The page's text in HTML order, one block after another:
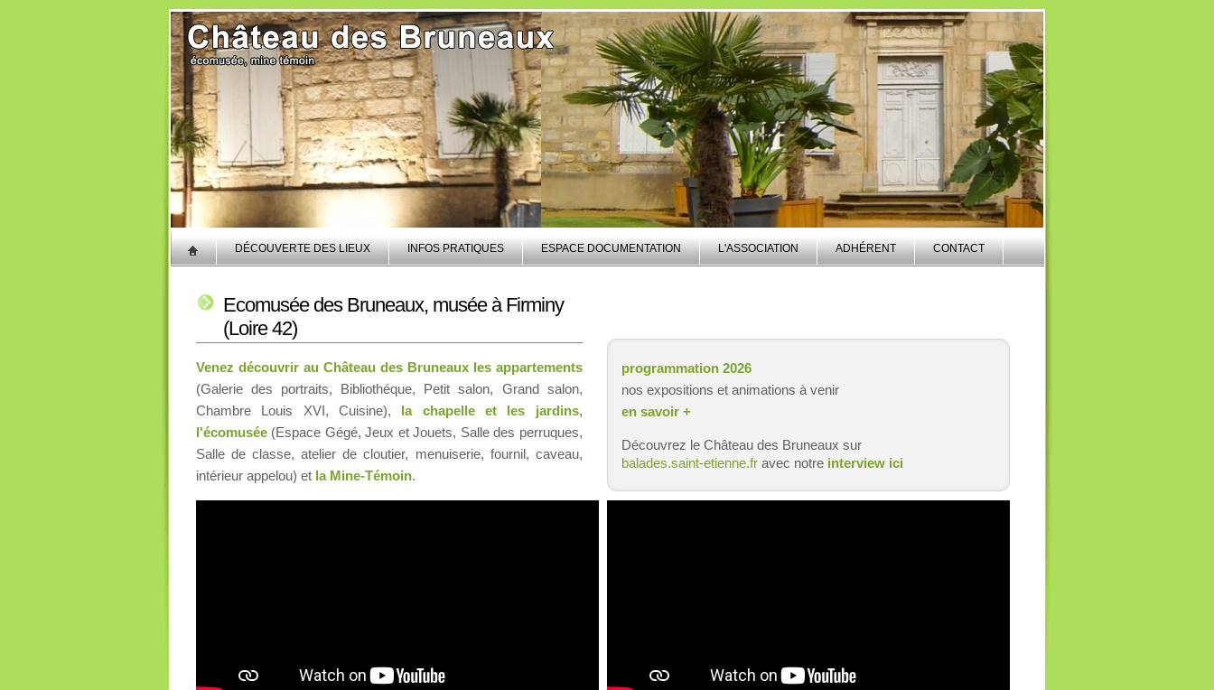
DÉCOUVERTE DES LIEUX INFOS PRATIQUES ESPACE DOCUMENTATION L'ASSOCIATION ADHÉRENT CONTACT
Ecomusée des Bruneaux, musée à Firminy
(Loire 42)
Venez découvrir au Château des Bruneaux les appartements
(Galerie des portraits, Bibliothéque, Petit salon, Grand salon,
Chambre Louis XVI, Cuisine), la chapelle et les jardins,
l'écomusée (Espace Gégé, Jeux et Jouets, Salle des perruques,
Salle de classe, atelier de cloutier, menuiserie, fournil, caveau,
intérieur appelou) et la Mine-Témoin.
programmation 2026
nos expositions et animations à venir
en savoir +
Découvrez le Château des Bruneaux sur
balades.saint-etienne.fravec notre interview ici